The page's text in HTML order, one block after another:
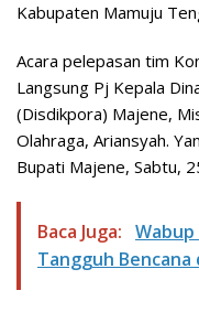
Kabupaten Mamuju
Acara pelepasan tim
Langsung Pj Kepala
(Disdikpora) Majene,
Olahraga, Ariansyah.
Bupati Majene, Sabtu,
Baca Juga:
Tangguh Bencana